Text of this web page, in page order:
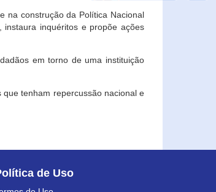
na construção da Política Nacional
instaura inquéritos e propõe ações
em torno de uma instituição
tenham repercussão nacional e
de Uso